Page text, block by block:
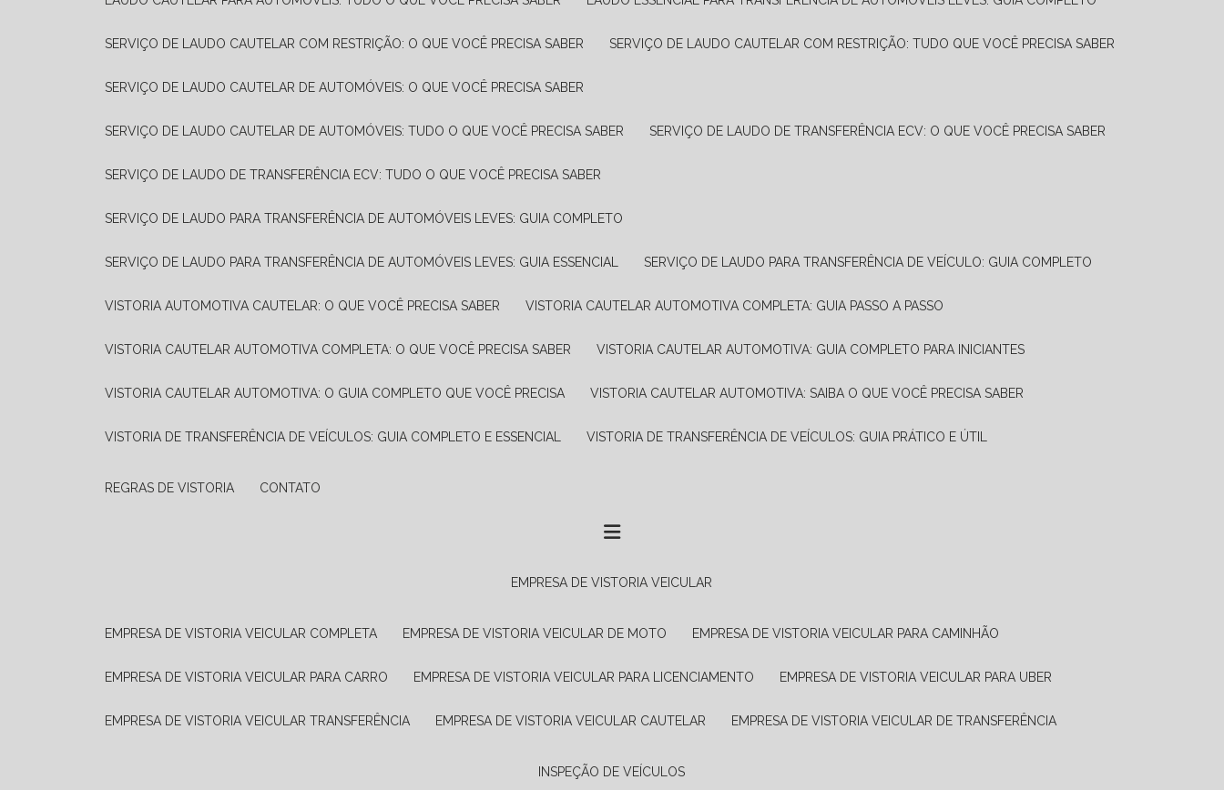
SERVIÇO DE LAUDO CAUTELAR COM RESTRIÇÃO: O QUE VOCÊ PRECISA SABER SERVIÇO DE LAUDO CAUTELAR COM RESTRIÇÃO: TUDO QUE VOCÊ PRECISA SABER
SERVIÇO DE LAUDO CAUTELAR DE AUTOMÓVEIS: O QUE VOCÊ PRECISA SABER
SERVIÇO DE LAUDO CAUTELAR DE AUTOMÓVEIS: TUDO O QUE VOCÊ PRECISA SABER SERVIÇO DE LAUDO DE TRANSFERÊNCIA ECV: O QUE VOCÊ PRECISA SABER
SERVIÇO DE LAUDO DE TRANSFERÊNCIA ECV: TUDO O QUE VOCÊ PRECISA SABER
SERVIÇO DE LAUDO PARA TRANSFERÊNCIA DE AUTOMÓVEIS LEVES: GUIA COMPLETO
SERVIÇO DE LAUDO PARA TRANSFERÊNCIA DE AUTOMÓVEIS LEVES: GUIA ESSENCIAL SERVIÇO DE LAUDO PARA TRANSFERÊNCIA DE VEÍCULO: GUIA COMPLETO
VISTORIA AUTOMOTIVA CAUTELAR: O QUE VOCÊ PRECISA SABER VISTORIA CAUTELAR AUTOMOTIVA COMPLETA: GUIA PASSO A PASSO
VISTORIA CAUTELAR AUTOMOTIVA COMPLETA: O QUE VOCÊ PRECISA SABER VISTORIA CAUTELAR AUTOMOTIVA: GUIA COMPLETO PARA INICIANTES
VISTORIA CAUTELAR AUTOMOTIVA: O GUIA COMPLETO QUE VOCÊ PRECISA VISTORIA CAUTELAR AUTOMOTIVA: SAIBA O QUE VOCÊ PRECISA SABER
VISTORIA DE TRANSFERÊNCIA DE VEÍCULOS: GUIA COMPLETO E ESSENCIAL VISTORIA DE TRANSFERÊNCIA DE VEÍCULOS: GUIA PRÁTICO E ÚTIL
REGRAS DE VISTORIA CONTATO
EMPRESA DE VISTORIA VEICULAR
EMPRESA DE VISTORIA VEICULAR COMPLETA EMPRESA DE VISTORIA VEICULAR DE MOTO EMPRESA DE VISTORIA VEICULAR PARA CAMINHÃO
EMPRESA DE VISTORIA VEICULAR PARA CARRO EMPRESA DE VISTORIA VEICULAR PARA LICENCIAMENTO EMPRESA DE VISTORIA VEICULAR PARA UBER
EMPRESA DE VISTORIA VEICULAR TRANSFERÊNCIA EMPRESA DE VISTORIA VEICULAR CAUTELAR EMPRESA DE VISTORIA VEICULAR DE TRANSFERÊNCIA
INSPEÇÃO DE VEÍCULOS